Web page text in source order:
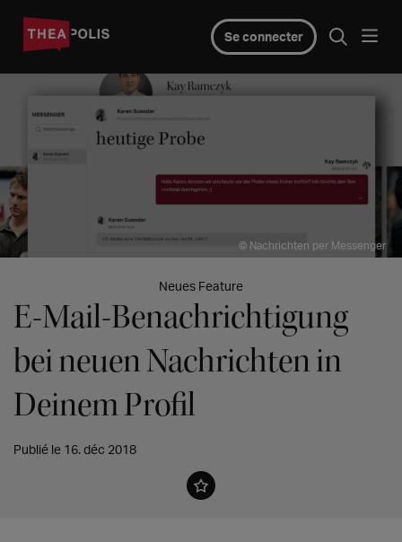
Se connecter
© Nachrichten per Messenger
Neues Feature
E-Mail-Benachrichtigung
bei neuen Nachrichten in
Deinem Profil
Publié le 16. déc 2018